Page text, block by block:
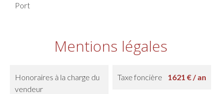
Port
Mentions légales
Honoraires à la charge du
vendeur
Taxe foncière 1621 € / an